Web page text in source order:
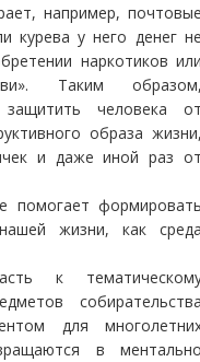
например,
курева у него денег
наркотиков
Таким
защитить человека
образа
и даже иной раз
помогает
жизни, как
к
для
в